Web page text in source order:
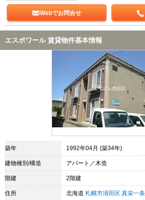
Webでお問合せ
エスポワール 賃貸物件基本情報
築年 1992年04月 (築34年)
建物種別/構造 アパート／木造
階建 2階建
住所 北海道 札幌市清田区 真栄一条